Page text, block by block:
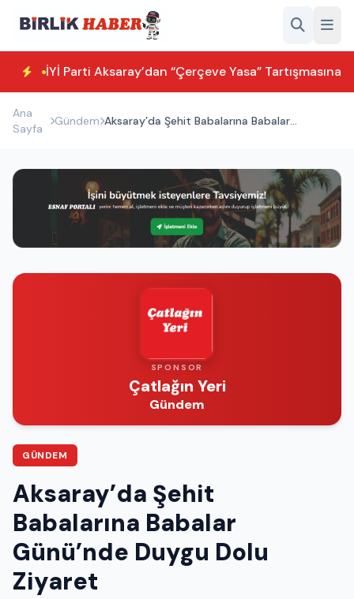
İYİ Parti Aksaray’dan “Çerçeve Yasa” Tartışmasına
Ana
Sayfa
Gündem Aksaray’da Şehit Babalarına Babalar
SPONSOR
Çatlağın Yeri
Gündem
GÜNDEM
Aksaray’da Şehit
Babalarına Babalar
Günü’nde Duygu Dolu
Ziyaret